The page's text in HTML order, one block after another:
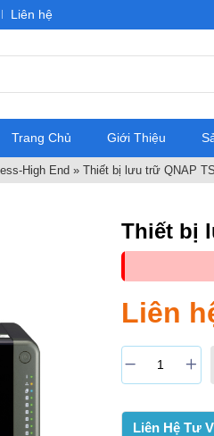
Liên hệ
Trang Chủ Giới Thiệu
High End » Thiết bị lưu trữ QNAP
Thiết bị
Liên
Liên Hệ Tư